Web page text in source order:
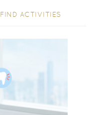
FIND ACTIVITIES